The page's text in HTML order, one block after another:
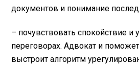
документов и понимание
– почувствовать спокойствие и
переговорах. Адвокат и
выстроит алгоритм